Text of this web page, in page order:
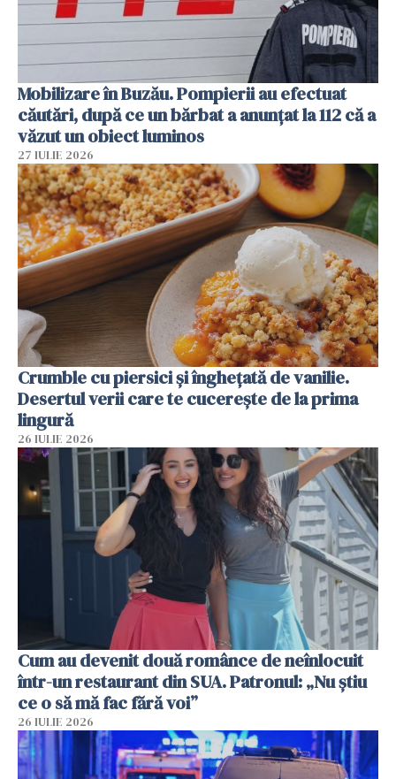
Mobilizare în Buzău. Pompierii au efectuat
căutări, după ce un bărbat a anunțat la 112 că a
văzut un obiect luminos
27 IULIE 2026
Crumble cu piersici și înghețată de vanilie.
Desertul verii care te cucerește de la prima
lingură
26 IULIE 2026
Cum au devenit două românce de neînlocuit
într-un restaurant din SUA. Patronul: „Nu știu
ce o să mă fac fără voi”
26 IULIE 2026